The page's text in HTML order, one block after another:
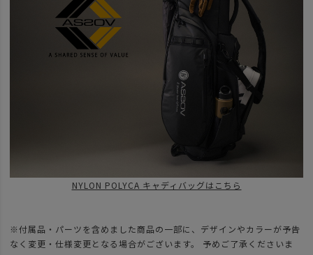
NYLON POLYCA キャディバッグはこちら
※付属品・パーツを含めました商品の一部に、デザインやカラーが予告
なく変更・仕様変更となる場合がございます。 予めご了承くださいま